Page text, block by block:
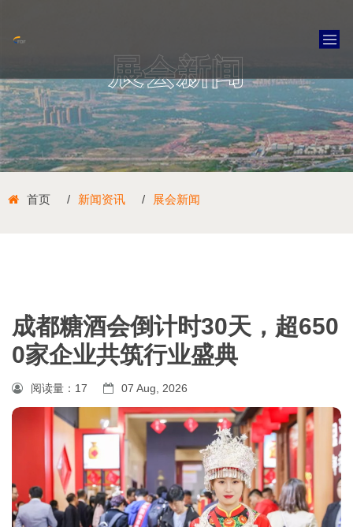
展会新闻
首页 新闻资讯 展会新闻
成都糖酒会倒计时30天，超650
0家企业共筑行业盛典
阅读量： 17 07 Aug, 2026